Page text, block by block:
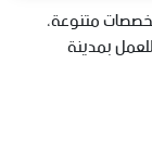
متنوعة،
بمدينة